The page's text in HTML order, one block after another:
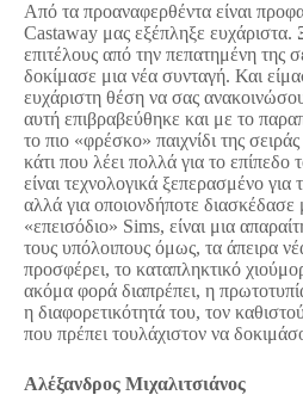
Από τα προαναφερθέντα είναι
Castaway μας εξέπληξε ευχάριστα.
επιτέλους από την πεπατημένη της
δοκίμασε μια νέα συνταγή. Και
ευχάριστη θέση να σας
αυτή επιβραβεύθηκε και με το
το πιο «φρέσκο» παιχνίδι της
κάτι που λέει πολλά για το επίπεδο
είναι τεχνολογικά ξεπερασμένο για
αλλά για οποιονδήποτε διασκέδασε
«επεισόδιο» Sims, είναι μια
τους υπόλοιπους όμως, τα άπειρα
προσφέρει, το καταπληκτικό
ακόμα φορά διαπρέπει, η
η διαφορετικότητά του, τον
που πρέπει τουλάχιστον να
Αλέξανδρος Μιχαλιτσιάνος